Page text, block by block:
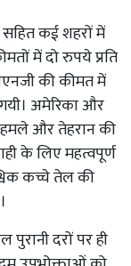
कई शहरों में
में दो रुपये प्रति
की कीमत में
अमेरिका और
और तेहरान की
के लिए महत्वपूर्ण
कच्चे तेल की
दरों पर ही